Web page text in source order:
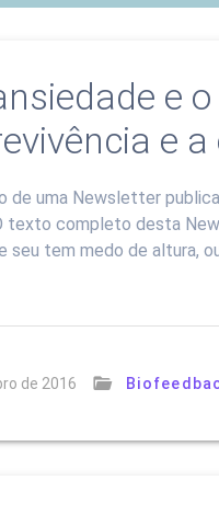
e
e
de uma Newsletter
texto completo desta
seu tem medo de altura,
de 2016